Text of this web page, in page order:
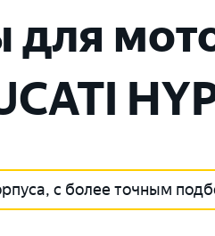
с более точным